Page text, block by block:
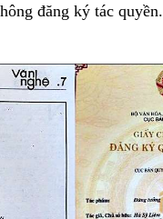
đăng ký tác quyền.